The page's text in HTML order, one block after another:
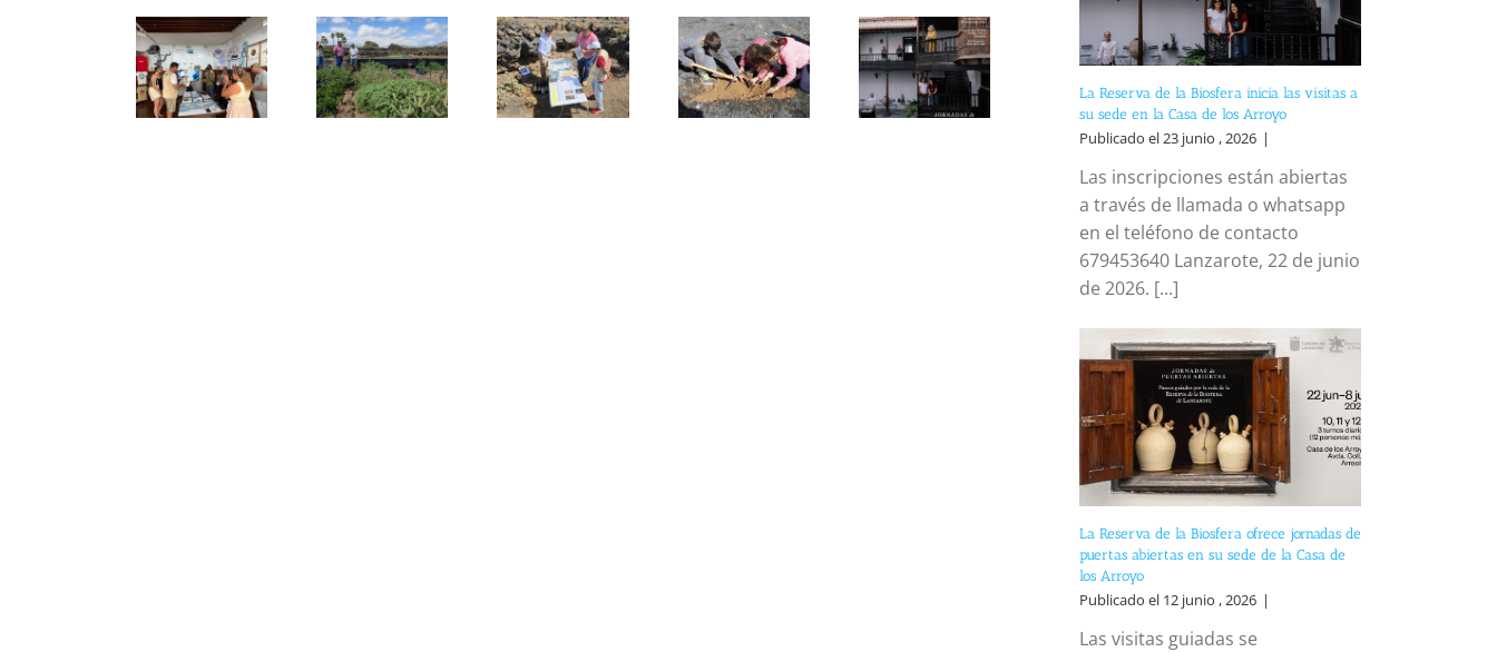
La Reserva de la Biosfera inicia las visitas a
su sede en la Casa de los Arroyo
Publicado el 23 junio , 2026 |
Las inscripciones están abiertas
a través de llamada o whatsapp
en el teléfono de contacto
679453640 Lanzarote, 22 de junio
de 2026. [...]
La Reserva de la Biosfera ofrece jornadas de
puertas abiertas en su sede de la Casa de
los Arroyo
Publicado el 12 junio , 2026 |
Las visitas guiadas se